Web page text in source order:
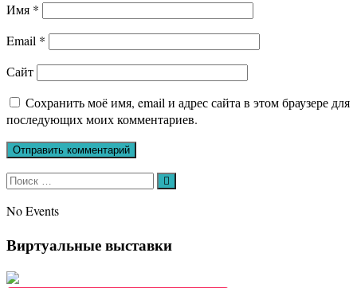
Имя *
Email *
Сайт
Сохранить моё имя, email и адрес сайта в этом браузере для
последующих моих комментариев.
Искать: Поиск
No Events
Виртуальные выставки